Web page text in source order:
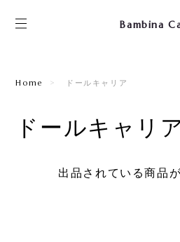
Bambina
Home ドールキャリア
ドールキャリ
出品されている商品